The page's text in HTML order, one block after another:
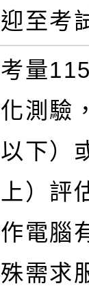
迎至考
考量
化測驗
以下）
上）評
作電腦
殊需求